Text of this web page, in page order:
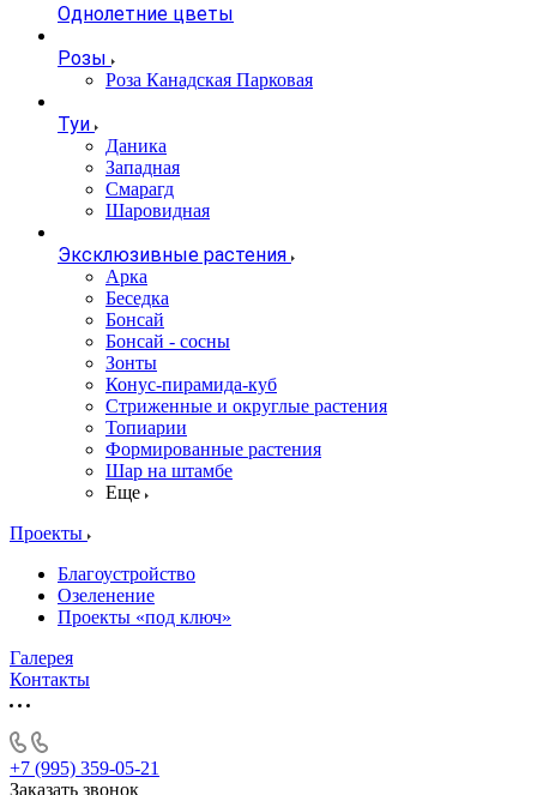
Однолетние цветы
Розы
Роза Канадская Парковая
Туи
Даника
Западная
Смарагд
Шаровидная
Эксклюзивные растения
Арка
Беседка
Бонсай
Бонсай - сосны
Зонты
Конус-пирамида-куб
Стриженные и округлые растения
Топиарии
Формированные растения
Шар на штамбе
Еще
Проекты
Благоустройство
Озеленение
Проекты «под ключ»
Галерея
Контакты
+7 (995) 359-05-21
Заказать звонок